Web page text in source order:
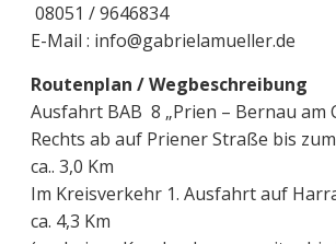
08051 / 9646834
E-Mail : info@gabrielamueller.de
Routenplan / Wegbeschreibung
Ausfahrt BAB 8 „Prien – Bernau am
Rechts ab auf Priener Straße bis
ca.. 3,0 Km
Im Kreisverkehr 1. Ausfahrt auf
ca. 4,3 Km